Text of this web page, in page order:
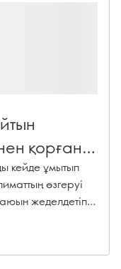
қорғану
кейде ұмытып
өзгеруі
жеделдетіп,
себеп болуы